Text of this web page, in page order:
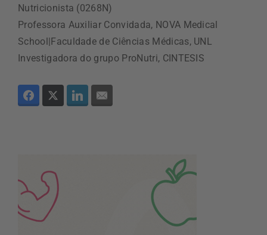
Nutricionista (0268N)
Professora Auxiliar Convidada, NOVA Medical
School|Faculdade de Ciências Médicas, UNL
Investigadora do grupo ProNutri, CINTESIS